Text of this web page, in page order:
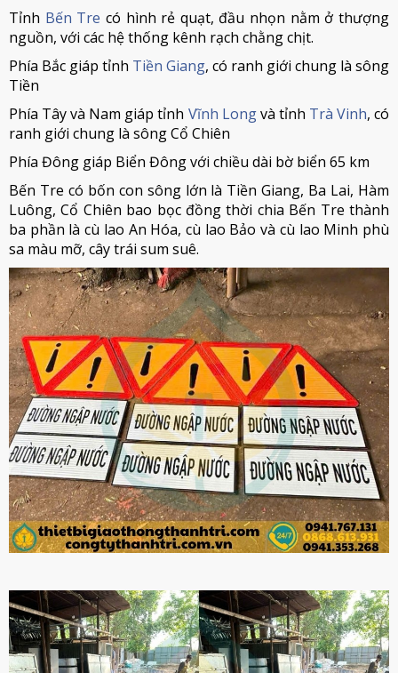
Tỉnh Bến Tre có hình rẻ quạt, đầu nhọn nằm ở thượng
nguồn, với các hệ thống kênh rạch chằng chịt.
Phía Bắc giáp tỉnh Tiền Giang, có ranh giới chung là sông
Tiền
Phía Tây và Nam giáp tỉnh Vĩnh Longvà tỉnh Trà Vinh, có
ranh giới chung là sông Cổ Chiên
Phía Đông giáp Biển Đông với chiều dài bờ biển 65 km
Bến Tre có bốn con sông lớn là Tiền Giang, Ba Lai, Hàm
Luông, Cổ Chiên bao bọc đồng thời chia Bến Tre thành
ba phần là cù lao An Hóa, cù lao Bảo và cù lao Minh phù
sa màu mỡ, cây trái sum suê.